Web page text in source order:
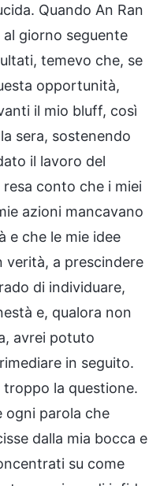
Quando An Ran
giorno seguente
temevo che, se
opportunità,
il mio bluff, così
sera, sostenendo
il lavoro del
conto che i miei
azioni mancavano
e che le mie idee
verità, a prescindere
di individuare,
e, qualora non
avrei potuto
in seguito.
la questione.
ogni parola che
dalla mia bocca e
su come